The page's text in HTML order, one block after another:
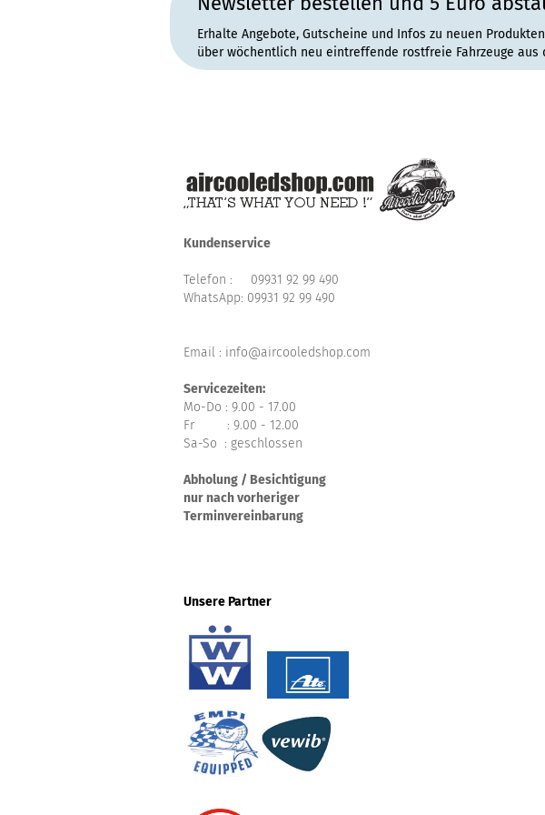
Erhalte Angebote, Gutscheine und Infos zu neuen
über wöchentlich neu eintreffende rostfreie Fahrzeuge aus
Kundenservice
Telefon : 09931 92 99 490
WhatsApp: 09931 92 99 490
Email : info@aircooledshop.com
Servicezeiten:
Mo-Do : 9.00 - 17.00
Fr : 9.00 - 12.00
Sa-So : geschlossen
Abholung / Besichtigung
nur nach vorheriger
Terminvereinbarung
Unsere Partner